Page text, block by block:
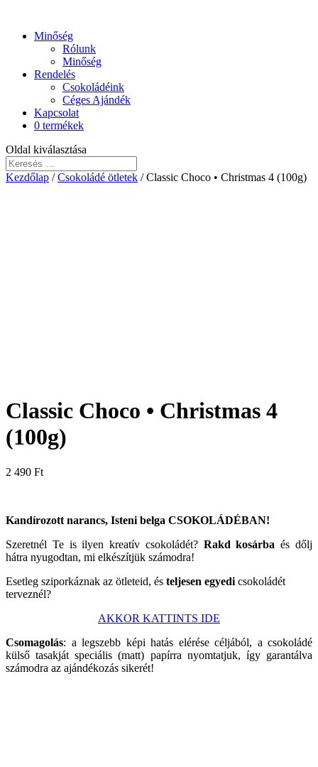
Minőség
Rólunk
Minőség
Rendelés
Csokoládéink
Céges Ajándék
Kapcsolat
0 termékek
Oldal kiválasztása
Kezdőlap /Csokoládé ötletek / Classic Choco • Christmas 4 (100g)
Classic Choco • Christmas 4
(100g)
2 490 Ft
Kandírozott narancs, Isteni belga CSOKOLÁDÉBAN!
Szeretnél Te is ilyen kreatív csokoládét? Rakd kosárbaés dőlj
hátra nyugodtan, mi elkészítjük számodra!
Esetleg sziporkáznak az ötleteid, és teljesen egyedi csokoládét
terveznél?
AKKOR KATTINTS IDE
Csomagolás: a legszebb képi hatás elérése céljából, a csokoládé
külső tasakját speciális (matt) papírra nyomtatjuk, így garantálva
számodra az ajándékozás sikerét!